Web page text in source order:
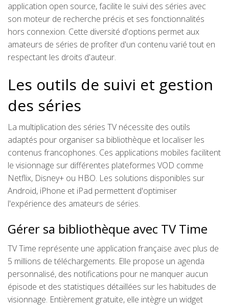
application open source, facilite le suivi des séries avec
son moteur de recherche précis et ses fonctionnalités
hors connexion. Cette diversité d'options permet aux
amateurs de séries de profiter d'un contenu varié tout en
respectant les droits d'auteur.
Les outils de suivi et gestion
des séries
La multiplication des séries TV nécessite des outils
adaptés pour organiser sa bibliothèque et localiser les
contenus francophones. Ces applications mobiles facilitent
le visionnage sur différentes plateformes VOD comme
Netflix, Disney+ ou HBO. Les solutions disponibles sur
Android, iPhone et iPad permettent d'optimiser
l'expérience des amateurs de séries.
Gérer sa bibliothèque avec TV Time
TV Time représente une application française avec plus de
5 millions de téléchargements. Elle propose un agenda
personnalisé, des notifications pour ne manquer aucun
épisode et des statistiques détaillées sur les habitudes de
visionnage. Entièrement gratuite, elle intègre un widget